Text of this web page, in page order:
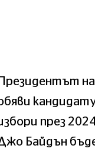
Президентът
през
Байдън